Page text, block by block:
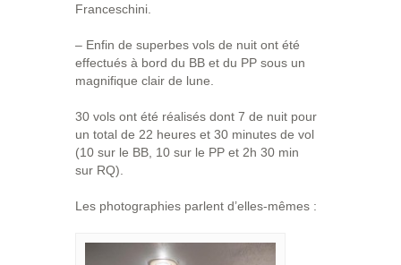
Franceschini.
– Enfin de superbes vols de nuit ont été
effectués à bord du BB et du PP sous un
magnifique clair de lune.
30 vols ont été réalisés dont 7 de nuit pour
un total de 22 heures et 30 minutes de vol
(10 sur le BB, 10 sur le PP et 2h 30 min
sur RQ).
Les photographies parlent d’elles-mêmes :